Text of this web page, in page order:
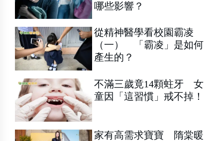
哪些影響？
從精神醫學看校園霸凌
（一） 「霸凌」是如何
產生的？
不滿三歲竟14顆蛀牙 女
童因「這習慣」戒不掉！
家有高需求寶寶 隋棠暖